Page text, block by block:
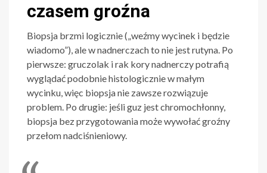
czasem groźna
Biopsja brzmi logicznie („weźmy wycinek i będzie
wiadomo”), ale w nadnerczach to nie jest rutyna. Po
pierwsze: gruczolak i rak kory nadnerczy potrafią
wyglądać podobnie histologicznie w małym
wycinku, więc biopsja nie zawsze rozwiązuje
problem. Po drugie: jeśli guz jest chromochłonny,
biopsja bez przygotowania może wywołać groźny
przełom nadciśnieniowy.